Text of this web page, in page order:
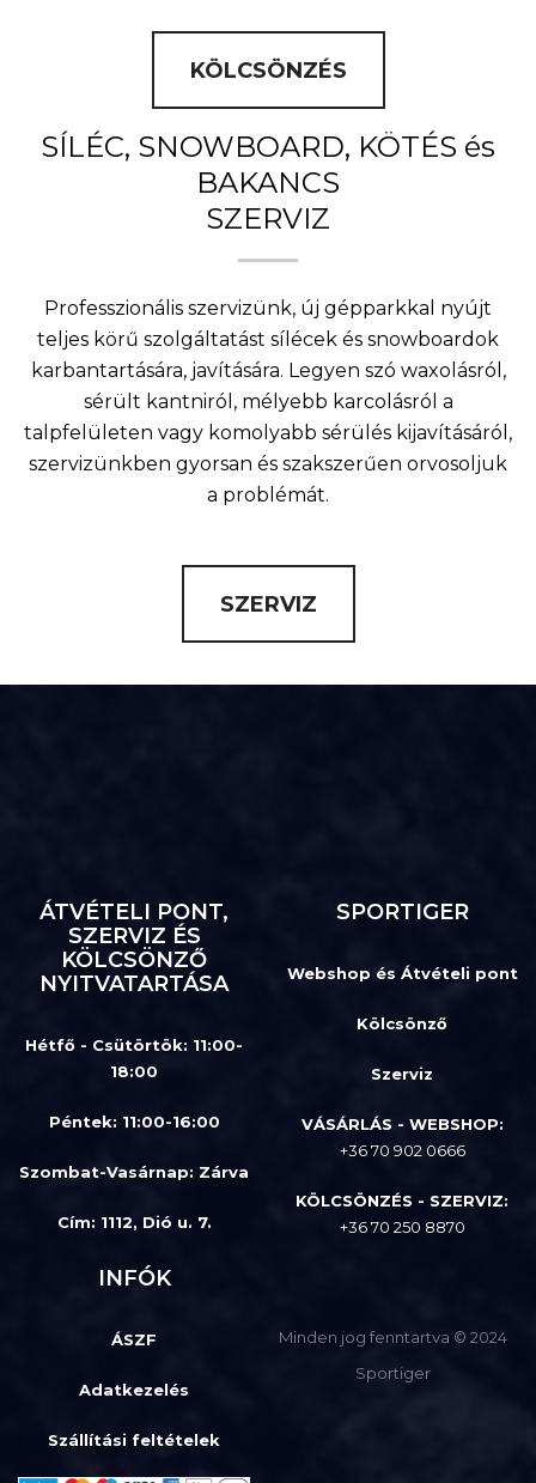
KÖLCSÖNZÉS
SÍLÉC, SNOWBOARD, KÖTÉS és
BAKANCS
SZERVIZ
Professzionális szervizünk, új gépparkkal nyújt
teljes körű szolgáltatást sílécek és snowboardok
karbantartására, javítására. Legyen szó waxolásról,
sérült kantniról, mélyebb karcolásról a
talpfelületen vagy komolyabb sérülés kijavításáról,
szervizünkben gyorsan és szakszerűen orvosoljuk
a problémát.
SZERVIZ
ÁTVÉTELI PONT,
SZERVIZ ÉS
KÖLCSÖNZŐ
NYITVATARTÁSA
Hétfő - Csütörtök: 11:00-
18:00
Péntek: 11:00-16:00
Szombat-Vasárnap: Zárva
Cím: 1112, Dió u. 7.
SPORTIGER
Webshop és Átvételi pont
Kölcsönző
Szerviz
VÁSÁRLÁS - WEBSHOP:
+36 70 902 0666
KÖLCSÖNZÉS - SZERVIZ:
+36 70 250 8870
INFÓK
ÁSZF
Adatkezelés
Szállítási feltételek
Minden jog fenntartva © 2024
Sportiger